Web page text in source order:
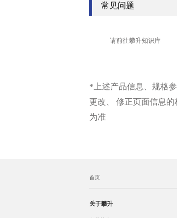
常见问题
请前往攀升知识库
*上述产品信息、规格
更改、 修正页面信息
为准
首页
关于攀升